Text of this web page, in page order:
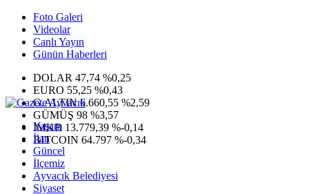
Foto Galeri
Videolar
Canlı Yayın
Günün Haberleri
DOLAR 47,74 %0,25
EURO 55,25 %0,43
G.ALTIN6.660,55 %2,59
GÜMÜŞ 98 %3,57
IMKB 13.779,39 %-0,14
BITCOIN 64.797 %-0,34
Yaşam
İlan
Güncel
İlçemiz
Ayvacık Belediyesi
Siyaset